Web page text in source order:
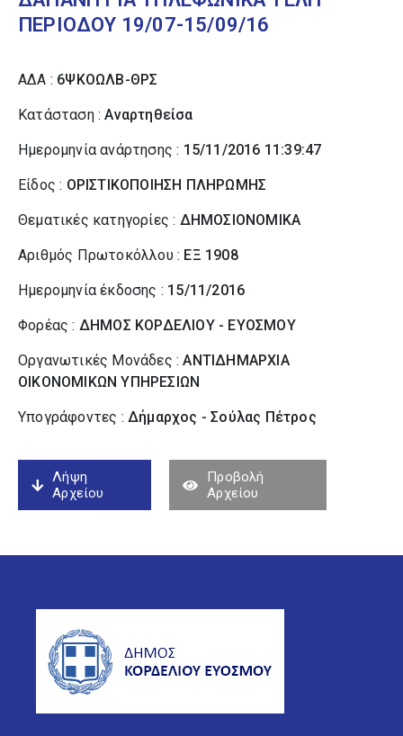
ΠΕΡΙΟΔΟΥ 19/07-15/09/16
ΑΔΑ : 6ΨΚΟΩΛΒ-ΘΡΣ
Κατάσταση :Αναρτηθείσα
Ημερομηνία ανάρτησης : 15/11/2016 11:39:47
Είδος : ΟΡΙΣΤΙΚΟΠΟΙΗΣΗ ΠΛΗΡΩΜΗΣ
Θεματικές κατηγορίες : ΔΗΜΟΣΙΟΝΟΜΙΚΑ
Αριθμός Πρωτοκόλλου : ΕΞ 1908
Ημερομηνία έκδοσης : 15/11/2016
Φορέας : ΔΗΜΟΣ ΚΟΡΔΕΛΙΟΥ - ΕΥΟΣΜΟΥ
Οργανωτικές Μονάδες :ΑΝΤΙΔΗΜΑΡΧΙΑ
ΟΙΚΟΝΟΜΙΚΩΝ ΥΠΗΡΕΣΙΩΝ
Υπογράφοντες : Δήμαρχος - Σούλας Πέτρος
Λήψη
Αρχείου
Προβολή
Αρχείου